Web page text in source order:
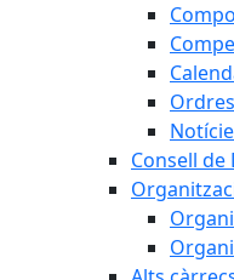
Consell de